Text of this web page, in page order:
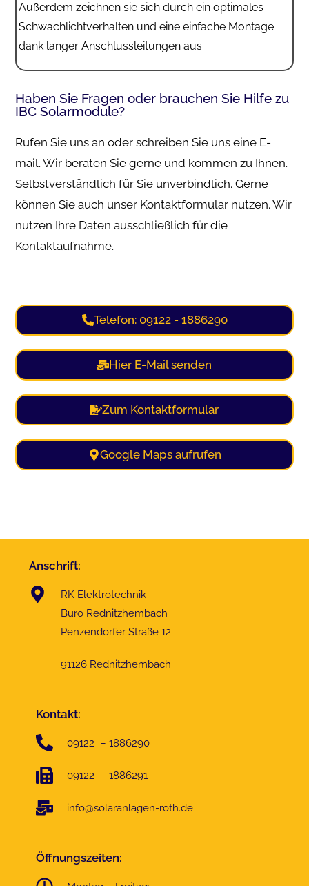
Außerdem zeichnen sie sich durch ein optimales
Schwachlichtverhalten und eine einfache Montage
dank langer Anschlussleitungen aus
Haben Sie Fragen oder brauchen Sie Hilfe zu
IBC Solarmodule?
Rufen Sie uns an oder schreiben Sie uns eine E-
mail. Wir beraten Sie gerne und kommen zu Ihnen.
Selbstverständlich für Sie unverbindlich. Gerne
können Sie auch unser Kontaktformular nutzen. Wir
nutzen Ihre Daten ausschließlich für die
Kontaktaufnahme.
Telefon: 09122 - 1886290
Hier E-Mail senden
Zum Kontaktformular
Google Maps aufrufen
Anschrift:
RK Elektrotechnik
Büro Rednitzhembach
Penzendorfer Straße 12
91126 Rednitzhembach
Kontakt:
09122 – 1886290
09122 – 1886291
info@solaranlagen-roth.de
Öffnungszeiten: